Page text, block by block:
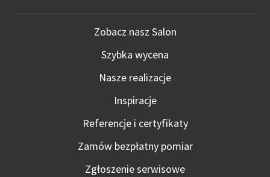
Zobacz nasz Salon
Szybka wycena
Nasze realizacje
Inspiracje
Referencje i certyfikaty
Zamów bezpłatny pomiar
Zgłoszenie serwisowe